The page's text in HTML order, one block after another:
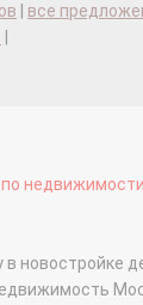
все
в новостройке